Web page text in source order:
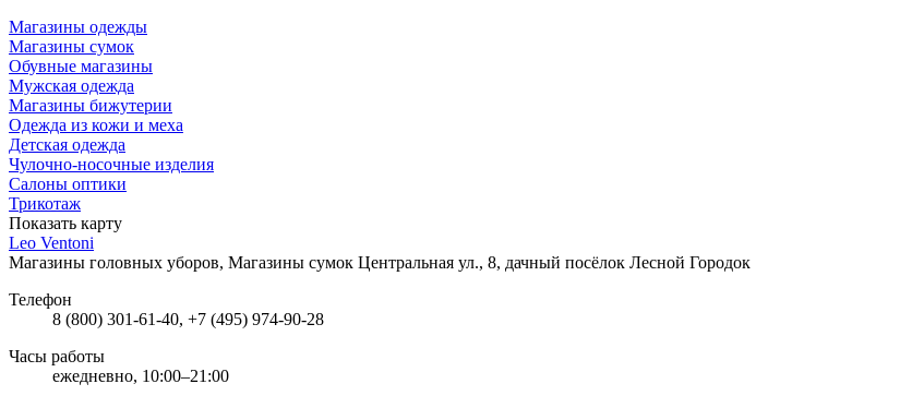
Магазины одежды
Магазины сумок
Обувные магазины
Мужская одежда
Магазины бижутерии
Одежда из кожи и меха
Детская одежда
Чулочно-носочные изделия
Салоны оптики
Трикотаж
Показать карту
Leo Ventoni
Магазины головных уборов, Магазины сумок Центральная ул., 8, дачный посёлок Лесной Городок
Телефон
8 (800) 301-61-40, +7 (495) 974-90-28
Часы работы
ежедневно, 10:00–21:00